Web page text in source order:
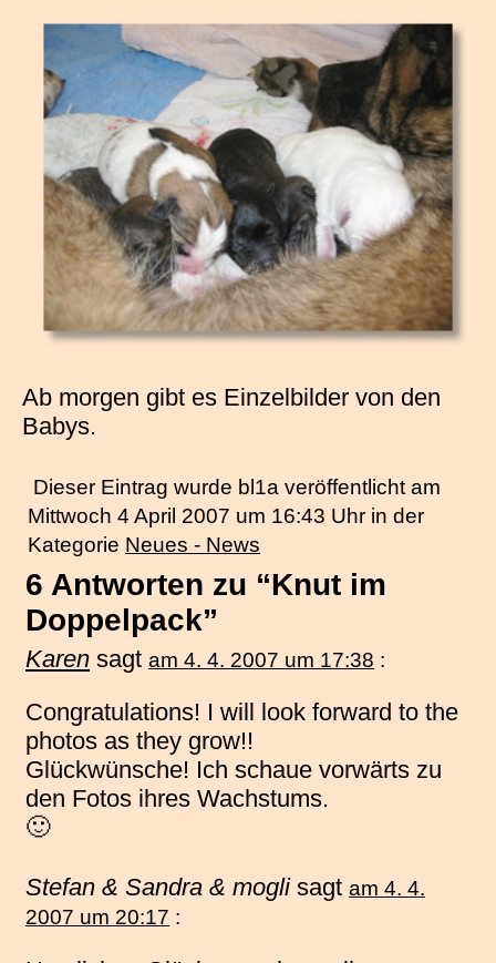
Ab morgen gibt es Einzelbilder von den
Babys.
Dieser Eintrag wurde bl1a veröffentlicht am
Mittwoch 4 April 2007 um 16:43 Uhr in der
Kategorie Neues - News
6 Antworten zu “Knut im
Doppelpack”
Karen sagt am 4. 4. 2007 um 17:38 :
Congratulations! I will look forward to the
photos as they grow!!
Glückwünsche! Ich schaue vorwärts zu
den Fotos ihres Wachstums.
🙂
Stefan & Sandra & moglisagt am 4. 4.
2007 um 20:17 :